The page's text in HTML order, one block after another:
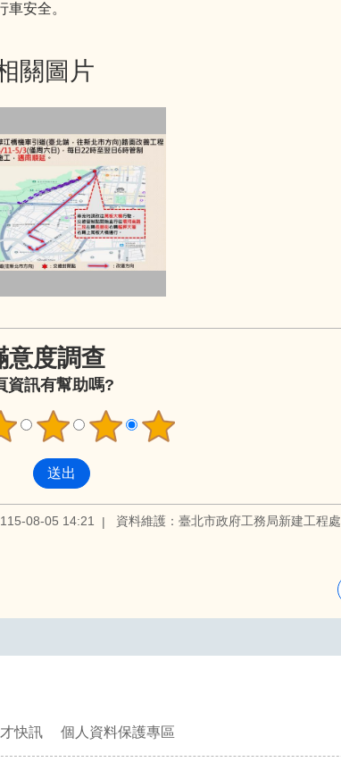
安全。
關圖片
意度調查
資訊有幫助嗎?
08-05 14:21
資料維護：臺北市政府工務局新建工程處
快訊 個人資料保護專區